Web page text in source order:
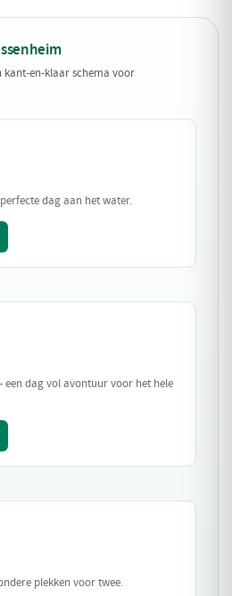
kant-en-klaar schema voor
dag aan het water.
dag vol avontuur voor het hele
plekken voor twee.